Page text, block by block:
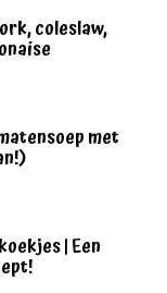
coleslaw,
met
| Een